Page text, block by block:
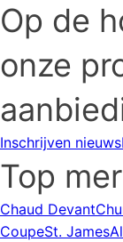
Op de
onze
Inschrijven
Top
Chaud Devant
CoupeSt. James